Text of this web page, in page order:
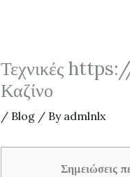
Τεχνικές
Καζίνο
/ Blog/ By admlnlx
Σημειώσεις